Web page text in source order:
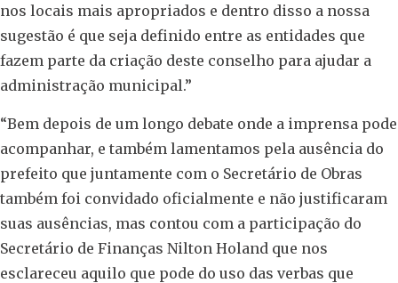
nos locais mais apropriados e dentro disso a nossa
sugestão é que seja definido entre as entidades que
fazem parte da criação deste conselho para ajudar a
administração municipal.”
“Bem depois de um longo debate onde a imprensa pode
acompanhar, e também lamentamos pela ausência do
prefeito que juntamente com o Secretário de Obras
também foi convidado oficialmente e não justificaram
suas ausências, mas contou com a participação do
Secretário de Finanças Nilton Holand que nos
esclareceu aquilo que pode do uso das verbas que